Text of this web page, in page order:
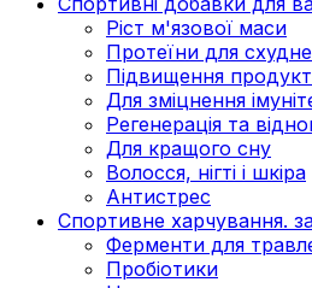
Ріст м'язової маси
Протеїни для
Підвищення
Для зміцнення
Регенерація та
Для кращого сну
Волосся, нігті і шкіра
Антистрес
Спортивне харчування.
Ферменти для
Пробіотики